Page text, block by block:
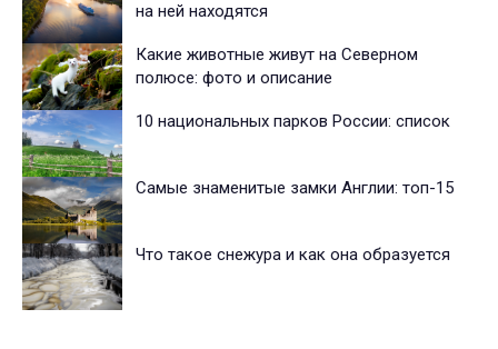
на ней находятся
Какие животные живут на Северном
полюсе: фото и описание
10 национальных парков России: список
Самые знаменитые замки Англии: топ-15
Что такое снежура и как она образуется